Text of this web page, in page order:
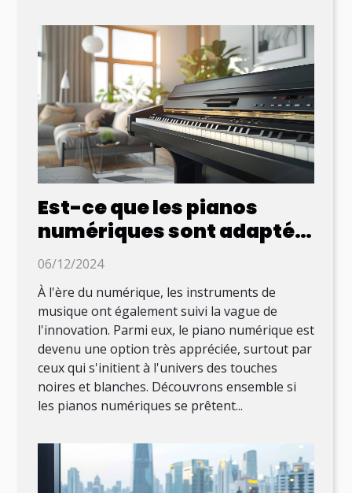
Est-ce que les pianos
numériques sont adaptés
aux débutants ?
06/12/2024
À l'ère du numérique, les instruments de
musique ont également suivi la vague de
l'innovation. Parmi eux, le piano numérique est
devenu une option très appréciée, surtout par
ceux qui s'initient à l'univers des touches
noires et blanches. Découvrons ensemble si
les pianos numériques se prêtent...